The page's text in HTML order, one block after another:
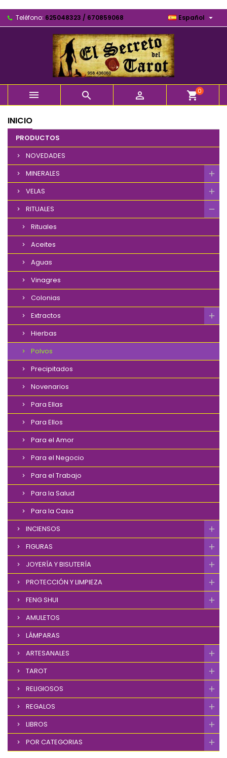
Teléfono: 625048323 / 670859068 Español 
   shopping_cart0
INICIO
PRODUCTOS
NOVEDADES
MINERALES
VELAS
RITUALES
Rituales
Aceites
Aguas
Vinagres
Colonias
Extractos
Hierbas
Polvos
Precipitados
Novenarios
Para Ellas
Para Ellos
Para el Amor
Para el Negocio
Para el Trabajo
Para la Salud
Para la Casa
INCIENSOS
FIGURAS
JOYERÍA Y BISUTERÍA
PROTECCIÓN Y LIMPIEZA
FENG SHUI
AMULETOS
LÁMPARAS
ARTESANALES
TAROT
RELIGIOSOS
REGALOS
LIBROS
POR CATEGORIAS